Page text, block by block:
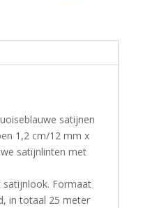
satijnen
1,2 cm/12 mm x
satijnlinten met
Formaat
in totaal 25 meter